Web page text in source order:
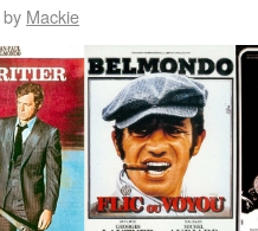
by Mackie